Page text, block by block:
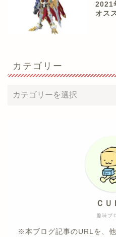
2021
オス
カテゴリー
趣味ブ
ＣＵ
※本ブログ記事のURLを、